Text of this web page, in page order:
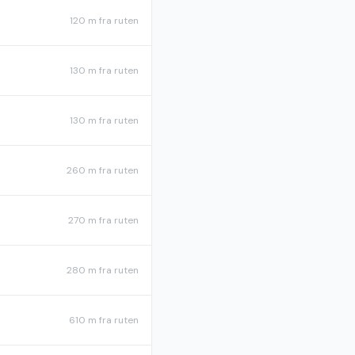
120 m fra ruten
130 m fra ruten
130 m fra ruten
260 m fra ruten
270 m fra ruten
280 m fra ruten
610 m fra ruten